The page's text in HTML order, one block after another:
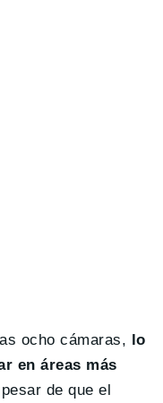
ocho cámaras, lo
en áreas más
de que el